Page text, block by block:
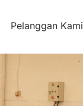
Pelanggan Kami